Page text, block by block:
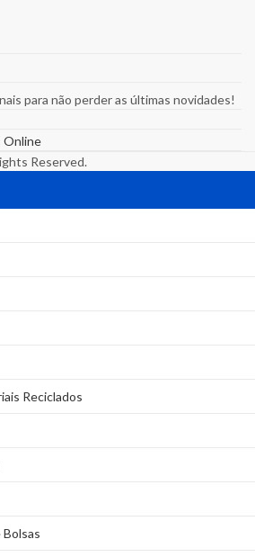
para não perder as últimas novidades!
Reserved.
Reciclados
Bolsas